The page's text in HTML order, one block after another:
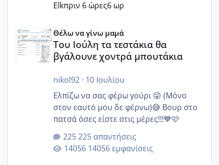
Elkπριν 6 ώρες6 ωρ
Θέλω να γίνω μαμά
Του Ιούλη τα τεστάκια θα
βγάλουνε χοντρά μπουτάκια
nikol92· 10 Ιουλίου
Ελπίζω να σας φέρω γούρι 😜 (Μόνο
στον εαυτό μου δε φέρνω)😅 Βουρ στο
πατσά όσες είστε στις μέρες!!!💙🩷
225 απαντήσεις
14056 εμφανίσεις